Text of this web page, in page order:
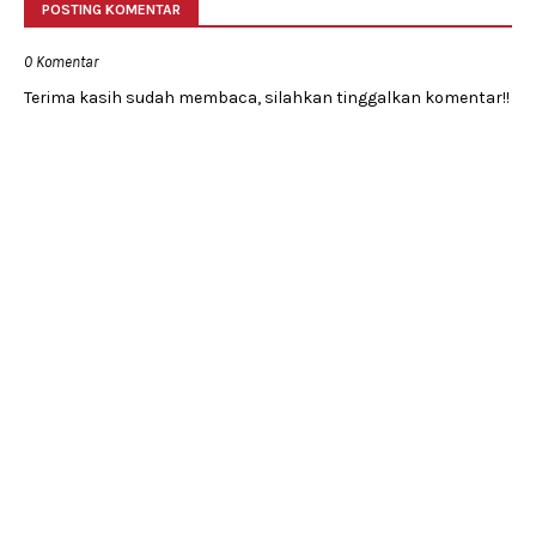
POSTING KOMENTAR
0 Komentar
Terima kasih sudah membaca, silahkan tinggalkan komentar!!